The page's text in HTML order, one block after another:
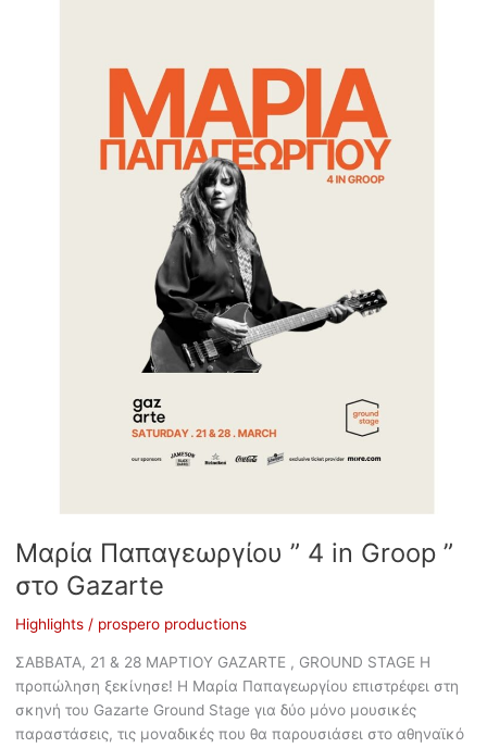
Μαρία Παπαγεωργίου ” 4 in Groop ”
στο Gazarte
Highlights/ prospero productions
ΣΑΒΒΑΤΑ, 21 & 28 ΜΑΡΤΙΟΥ GAZARTE , GROUND STAGE Η
προπώληση ξεκίνησε! Η Μαρία Παπαγεωργίου επιστρέφει στη
σκηνή του Gazarte Ground Stage για δύο μόνο μουσικές
παραστάσεις, τις μοναδικές που θα παρουσιάσει στο αθηναϊκό